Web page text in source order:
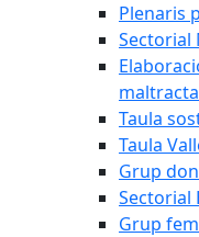
Plenaris
Sectorial
Taula
Taula
Grup
Sectorial
Grup